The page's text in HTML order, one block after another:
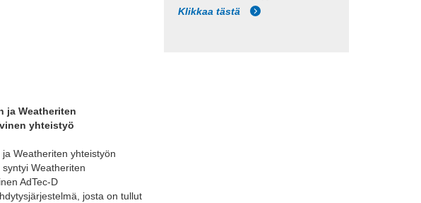
ja Weatheriten
yhteistyö
Weatheriten yhteistyön
Weatheriten
AdTec-D
josta on tullut
Klikkaa tästä